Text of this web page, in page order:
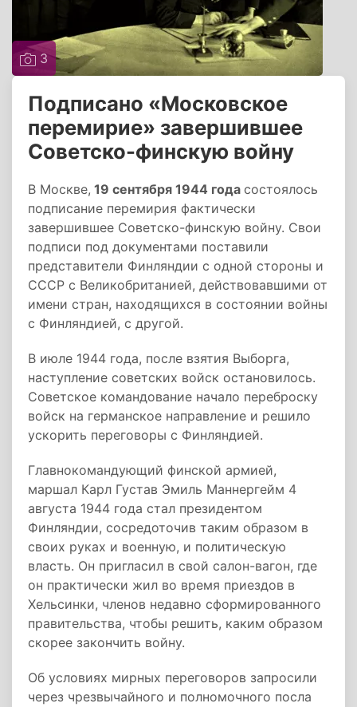
3
Подписано «Московское
перемирие» завершившее
Советско-финскую войну
В Москве, 19 сентября 1944 года состоялось
подписание перемирия фактически
завершившее Советско-финскую войну. Свои
подписи под документами поставили
представители Финляндии с одной стороны и
СССР с Великобританией, действовавшими от
имени стран, находящихся в состоянии войны
с Финляндией, с другой.
В июле 1944 года, после взятия Выборга,
наступление советских войск остановилось.
Советское командование начало переброску
войск на германское направление и решило
ускорить переговоры с Финляндией.
Главнокомандующий финской армией,
маршал Карл Густав Эмиль Маннергейм 4
августа 1944 года стал президентом
Финляндии, сосредоточив таким образом в
своих руках и военную, и политическую
власть. Он пригласил в свой салон-вагон, где
он практически жил во время приездов в
Хельсинки, членов недавно сформированного
правительства, чтобы решить, каким образом
скорее закончить войну.
Об условиях мирных переговоров запросили
через чрезвычайного и полномочного посла